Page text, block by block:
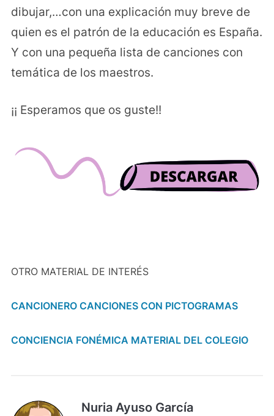
dibujar,…con una explicación muy breve de
quien es el patrón de la educación es España.
Y con una pequeña lista de canciones con
temática de los maestros.
¡¡ Esperamos que os guste!!
OTRO MATERIAL DE INTERÉS
CANCIONERO CANCIONES CON PICTOGRAMAS
CONCIENCIA FONÉMICA MATERIAL DEL COLEGIO
Nuria Ayuso García